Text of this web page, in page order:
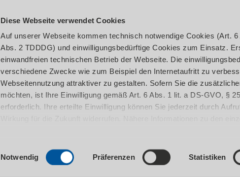
Diese Webseite verwendet Cookies
Auf unserer Webseite kommen technisch notwendige Cookies (Art.
Abs. 2 TDDDG) und einwilligungsbedürftige Cookies zum Einsatz.
einwandfreien technischen Betrieb der Webseite. Die
verschiedene Zwecke wie zum Beispiel den Internetaufritt zu
Webseitennutzung attraktiver zu gestalten. Sofern Sie die
möchten, ist Ihre Einwilligung gemäß Art. 6 Abs. 1 lit. a DS-GVO, §
erforderlich. Ihre erteilte Einwilligung können Sie jederzeit durch
Einwilligungsauswahl
Notwendig Präferenzen Statistiken